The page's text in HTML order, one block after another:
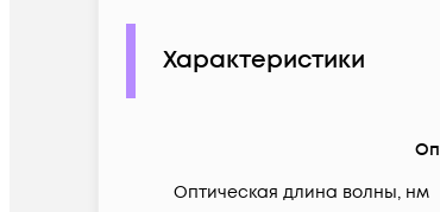
Характеристики
Оптическая длина волны, нм